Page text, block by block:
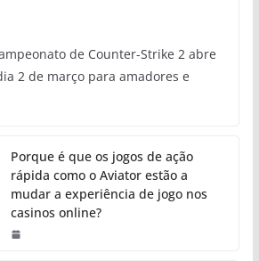
de Counter-Strike 2 abre
2 de março para amadores e
Porque é que os jogos de ação
rápida como o Aviator estão a
mudar a experiência de jogo nos
casinos online?